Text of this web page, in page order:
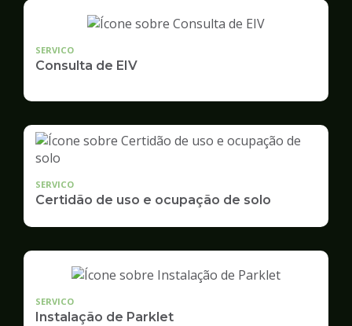
SERVICO
Consulta de EIV
SERVICO
Certidão de uso e ocupação de solo
SERVICO
Instalação de Parklet